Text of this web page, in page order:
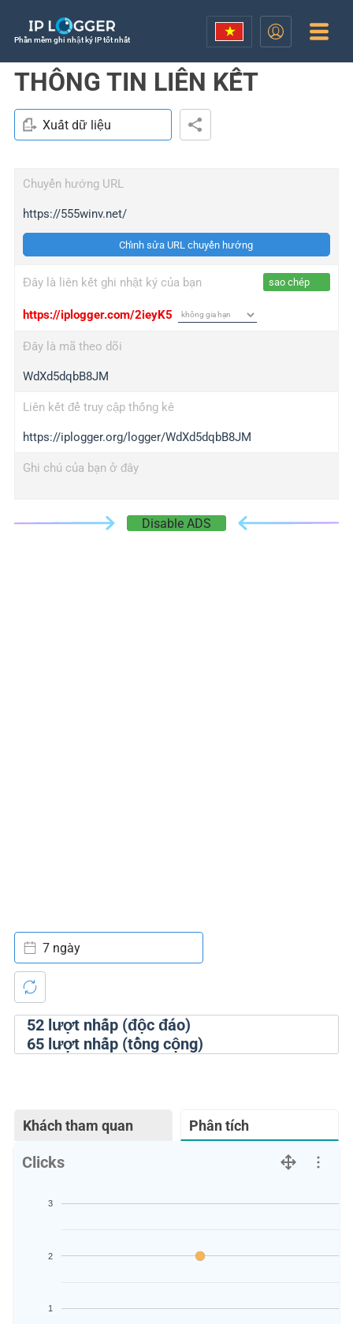
Phần mềm ghi nhật ký IP tốt nhất
THÔNG TIN LIÊN KẾT
Xuất dữ liệu
Chuyển hướng URL
https://555winv.net/
Chỉnh sửa URL chuyển hướng
Đây là liên kết ghi nhật ký của bạn sao chép
https://iplogger.com/2ieyK5
Đây là mã theo dõi
WdXd5dqbB8JM
Liên kết để truy cập thống kê
https://iplogger.org/logger/WdXd5dqbB8JM
Ghi chú của bạn ở đây
Disable ADS
52lượt nhấp (độc đáo)
65lượt nhấp (tổng cộng)
7 ngày
Khách tham quan Phân tích
Clicks
1
2
3